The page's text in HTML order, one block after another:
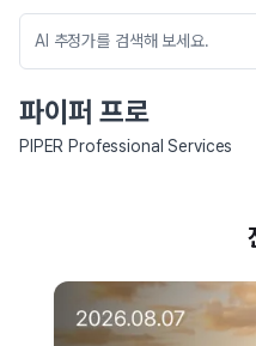
파이퍼 프로
PIPER Professional Services